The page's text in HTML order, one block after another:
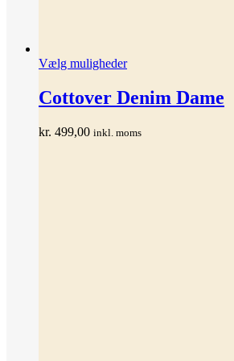
Vælg mulighederDette
har
flere
Mulighederne
Cottover Denim Dame
kr. 499,00 inkl. moms